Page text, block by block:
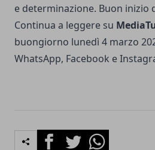
e determinazione. Buon inizio
Continua a leggere su
buongiorno lunedì 4 marzo
WhatsApp, Facebook e
FacebookTwitterWhatsapp